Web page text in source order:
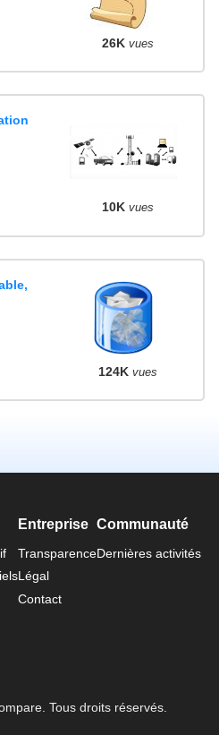
26K vues
10K vues
124K vues
Entreprise
Transparence
Légal
Contact
Communauté
Dernières activités
Tous droits réservés.